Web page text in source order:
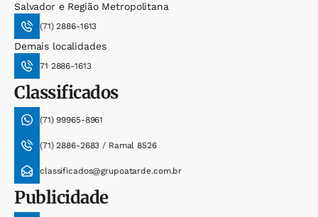
Salvador e Região Metropolitana
(71) 2886-1613
Demais localidades
71 2886-1613
Classificados
(71) 99965-8961
(71) 2886-2683 / Ramal 8526
classificados@grupoatarde.com.br
Publicidade